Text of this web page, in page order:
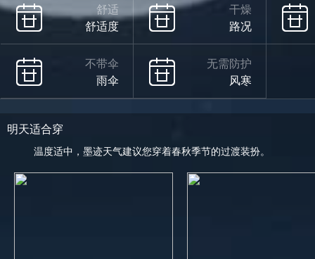
舒适
舒适度
干燥
路况
不带伞
雨伞
无需防护
风寒
明天适合穿
温度适中，墨迹天气建议您穿着春秋季节的过渡装扮。